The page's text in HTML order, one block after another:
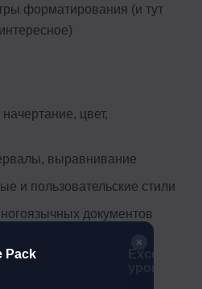
форматирования (и тут
цвет,
выравнивание
и пользовательские стили
документов
украшать текст
для редакторов
Pack
Excel: